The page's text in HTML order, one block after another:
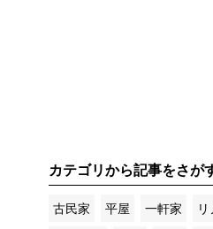
カテゴリから記事をさが
古民家 平屋 一軒家